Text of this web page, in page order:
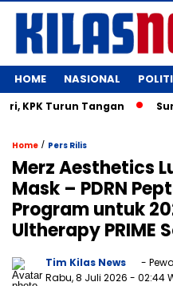
HOME NASIONAL
Turun Tangan Surat
Home / Pers Rilis
Merz Aesthetics
Mask – PDRN
Program untuk
Ultherapy PRIME
Tim Kilas News
-
Rabu, 8 Juli 2026 - 02:44